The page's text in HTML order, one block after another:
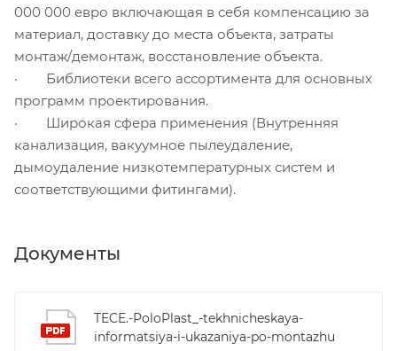
000 000 евро включающая в себя компенсацию за
материал, доставку до места объекта, затраты
монтаж/демонтаж, восстановление объекта.
· Библиотеки всего ассортимента для основных
программ проектирования.
· Широкая сфера применения (Внутренняя
канализация, вакуумное пылеудаление,
дымоудаление низкотемпературных систем и
соответствующими фитингами).
Документы
TECE.-PoloPlast_-tekhnicheskaya-
informatsiya-i-ukazaniya-po-montazhu